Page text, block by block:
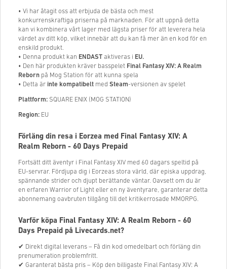
• Vi har åtagit oss att erbjuda de bästa och mest
konkurrenskraftiga priserna på marknaden. För att uppnå detta
kan vi kombinera vårt lager med lägsta priser för att leverera hela
värdet av ditt köp, vilket innebär att du kan få mer än en kod för en
enskild produkt.
• Denna produkt kan ENDAST aktiveras i EU.
• Den här produkten kräver basspelet Final Fantasy XIV: A Realm
Reborn på Mog Station för att kunna spela
• Detta är inte kompatibelt med Steam-versionen av spelet
Plattform: SQUARE ENIX (MOG STATION)
Region: EU
Förläng din resa i Eorzea med Final Fantasy XIV: A
Realm Reborn - 60 Days Prepaid
Fortsätt ditt äventyr i Final Fantasy XIV med 60 dagars speltid på
EU-servrar. Fördjupa dig i Eorzeas stora värld, där episka uppdrag,
spännande strider och djupt berättande väntar. Oavsett om du är
en erfaren Warrior of Light eller en ny äventyrare, garanterar detta
abonnemang oavbruten tillgång till det kritikerrosade MMORPG.
Varför köpa Final Fantasy XIV: A Realm Reborn - 60
Days Prepaid på Livecards.net?
✔ Direkt digital leverans – Få din kod omedelbart och förläng din
prenumeration problemfritt.
✔ Garanterat bästa pris – Köp den billigaste Final Fantasy XIV: A